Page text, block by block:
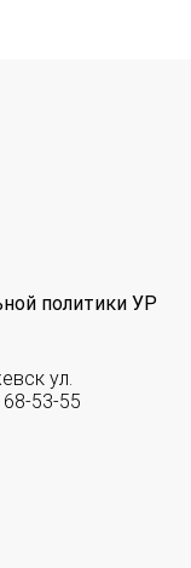
политики УР
ул.
53-55